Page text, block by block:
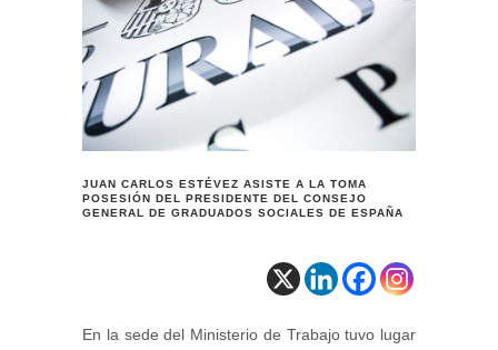
JUAN CARLOS ESTÉVEZ ASISTE A LA TOMA
POSESIÓN DEL PRESIDENTE DEL CONSEJO
GENERAL DE GRADUADOS SOCIALES DE ESPAÑA
En la sede del Ministerio de Trabajo tuvo lugar